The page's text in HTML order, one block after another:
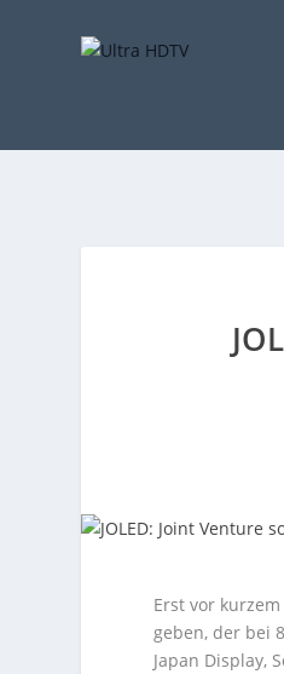
Erst vor
geben, der bei
Japan Display,